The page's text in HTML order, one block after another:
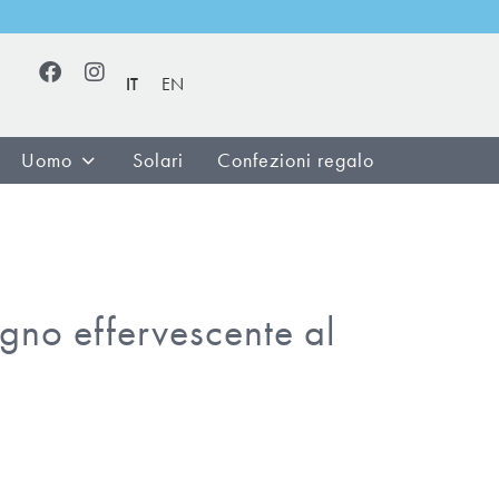
IT EN
Uomo Solari Confezioni regalo
effervescente al